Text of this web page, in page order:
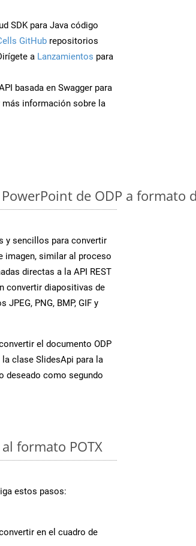
SDK para Java código
GitHub repositorios
a Lanzamientos para
basada en Swagger para
más información sobre la
de ODP a formato
y sencillos para convertir
imagen, similar al proceso
directas a la API REST
convertir diapositivas de
PNG, BMP, GIF y
el documento ODP
clase SlidesApi para la
deseado como segundo
formato POTX
estos pasos:
en el cuadro de